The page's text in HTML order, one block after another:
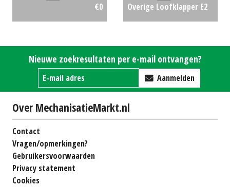
€0
Overige Loofklapper E2
Nieuwe zoekresultaten per e-mail ontvangen?
Aanmelden
Over MechanisatieMarkt.nl
Contact
Vragen/opmerkingen?
Gebruikersvoorwaarden
Privacy statement
Cookies